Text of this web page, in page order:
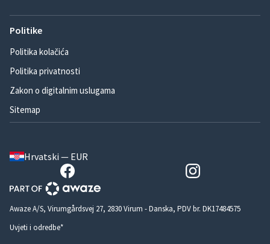
Politike
Politika kolačića
Politika privatnosti
Zakon o digitalnim uslugama
Sitemap
Hrvatski — EUR
Awaze A/S, Virumgårdsvej 27, 2830 Virum - Danska, PDV br. DK17484575
Uvjeti i odredbe*